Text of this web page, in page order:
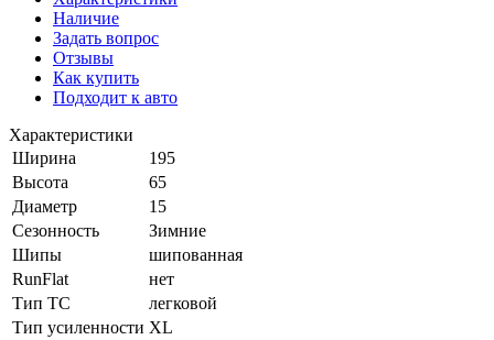
Наличие
Задать вопрос
Отзывы
Как купить
Подходит к авто
Характеристики
Ширина
195
Высота
65
Диаметр
15
Сезонность
Зимние
Шипы
шипованная
RunFlat
нет
Тип ТС
легковой
Тип усиленности XL